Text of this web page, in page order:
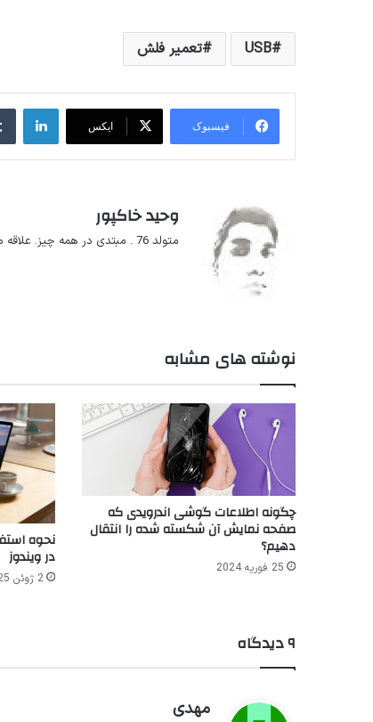
USB تعمیر فلش
فیسبوک ایکس
وحید خاکپور
متولد 76 . مبتدی در همه چیز. علاقه مند به یادگیری و به اشتراک گذاشتن تجربه های مفید.
نوشته های مشابه
چگونه اطلاعات گوشی اندرویدی که
صفحه نمایش آن شکسته شده را انتقال
دهیم؟
25 فوریه 2024 در ویندوز
2 ژوئن 2025
۹ دیدگاه
مهدی